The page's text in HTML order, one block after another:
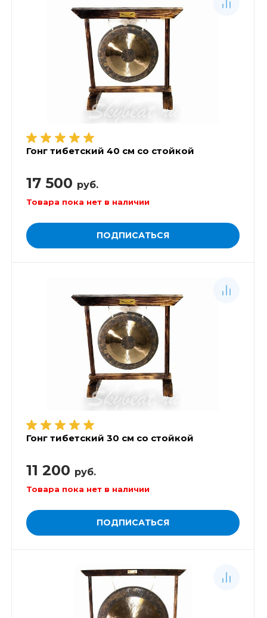
Гонг тибетский 40 см со стойкой
17 500 руб.
Товара пока нет в наличии
ПОДПИСАТЬСЯ
Гонг тибетский 30 см со стойкой
11 200 руб.
Товара пока нет в наличии
ПОДПИСАТЬСЯ